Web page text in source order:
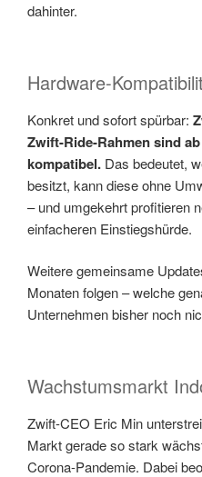
dahinter.
Hardware-
Konkret und sofort spürbar:
Zwift-Ride-Rahmen sind
kompatibel. Das bedeutet,
besitzt, kann diese ohne
– und umgekehrt profitieren
einfacheren Einstiegshürde.
Weitere gemeinsame
Monaten folgen – welche
Unternehmen bisher noch
Wachstumsmarkt
Zwift-CEO Eric Min
Markt gerade so stark
Corona-Pandemie. Dabei